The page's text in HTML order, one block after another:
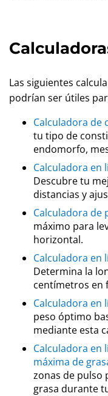
Las siguientes
podrían ser útiles
Calculadora de
tu tipo de
endomorfo,
Calculadora en
Descubre tu
distancias y
Calculadora de
máximo para
horizontal.
Calculadora en
Determina la
centímetros en
Calculadora en
peso óptimo
mediante esta
Calculadora en
máxima de
zonas de pulso
grasa durante